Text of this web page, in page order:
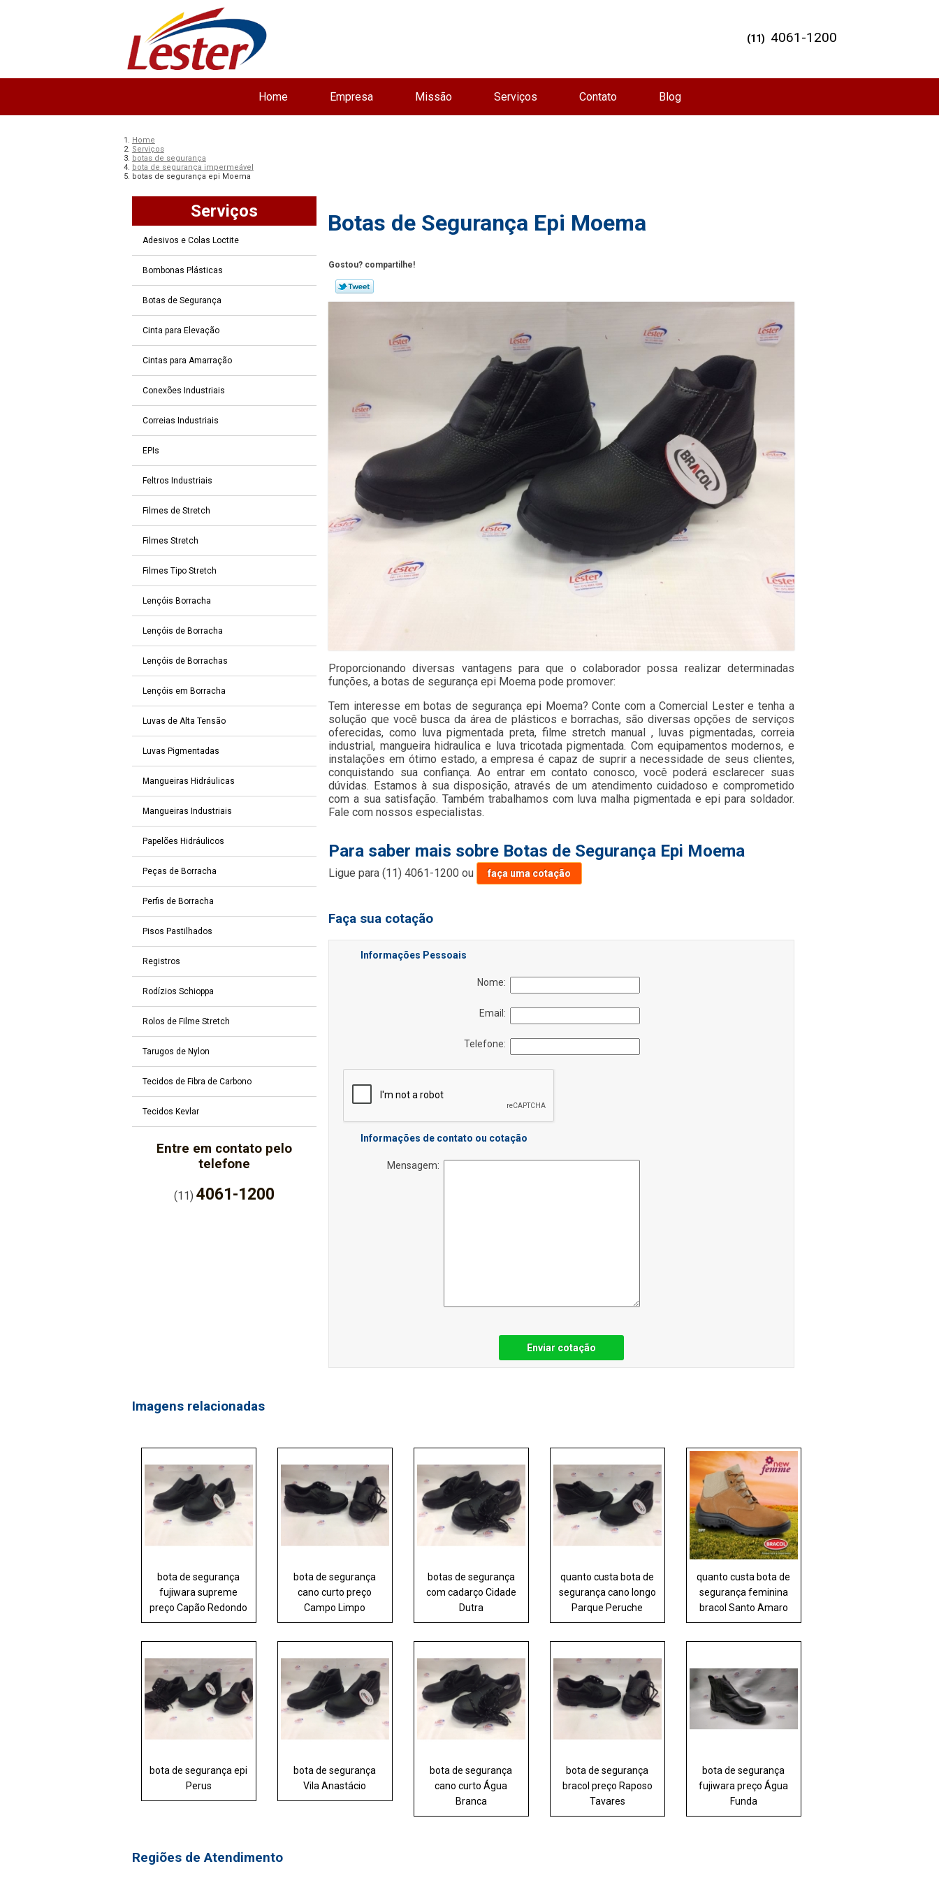
Home Empresa Missão Serviços Contato Blog
(11) 4061-1200
Home
Serviços
botas de segurança
bota de segurança impermeável
botas de segurança epi Moema
Serviços
Adesivos e Colas Loctite
Bombonas Plásticas
Botas de Segurança
Cinta para Elevação
Cintas para Amarração
Conexões Industriais
Correias Industriais
EPIs
Feltros Industriais
Filmes de Stretch
Filmes Stretch
Filmes Tipo Stretch
Lençóis Borracha
Lençóis de Borracha
Lençóis de Borrachas
Lençóis em Borracha
Luvas de Alta Tensão
Luvas Pigmentadas
Mangueiras Hidráulicas
Mangueiras Industriais
Papelões Hidráulicos
Peças de Borracha
Perfis de Borracha
Pisos Pastilhados
Registros
Rodízios Schioppa
Rolos de Filme Stretch
Tarugos de Nylon
Tecidos de Fibra de Carbono
Tecidos Kevlar
Entre em contato pelo
telefone
(11)4061-1200
Botas de Segurança Epi Moema
Gostou? compartilhe!
Proporcionando diversas vantagens para que o colaborador possa realizar determinadas
funções, a botas de segurança epi Moema pode promover:
Tem interesse em botas de segurança epi Moema? Conte com a Comercial Lester e tenha a
solução que você busca da área de plásticos e borrachas, são diversas opções de serviços
oferecidas, como luva pigmentada preta, filme stretch manual , luvas pigmentadas, correia
industrial, mangueira hidraulica e luva tricotada pigmentada. Com equipamentos modernos, e
instalações em ótimo estado, a empresa é capaz de suprir a necessidade de seus clientes,
conquistando sua confiança. Ao entrar em contato conosco, você poderá esclarecer suas
dúvidas. Estamos à sua disposição, através de um atendimento cuidadoso e comprometido
com a sua satisfação. Também trabalhamos com luva malha pigmentada e epi para soldador.
Fale com nossos especialistas.
Para saber mais sobre Botas de Segurança Epi Moema
Ligue para(11) 4061-1200 ou faça uma cotação
Faça sua cotação
Informações Pessoais
Nome:
Email:
Telefone:
Informações de contato ou cotação
Mensagem:
Enviar cotação
Imagens relacionadas
bota de segurança
fujiwara supreme
preço Capão Redondo
bota de segurança
cano curto preço
Campo Limpo
botas de segurança
com cadarço Cidade
Dutra
quanto custa bota de
segurança cano longo
Parque Peruche
quanto custa bota de
segurança feminina
bracol Santo Amaro
bota de segurança epi
Perus
bota de segurança
Vila Anastácio
bota de segurança
cano curto Água
Branca
bota de segurança
bracol preço Raposo
Tavares
bota de segurança
fujiwara preço Água
Funda
Regiões de Atendimento